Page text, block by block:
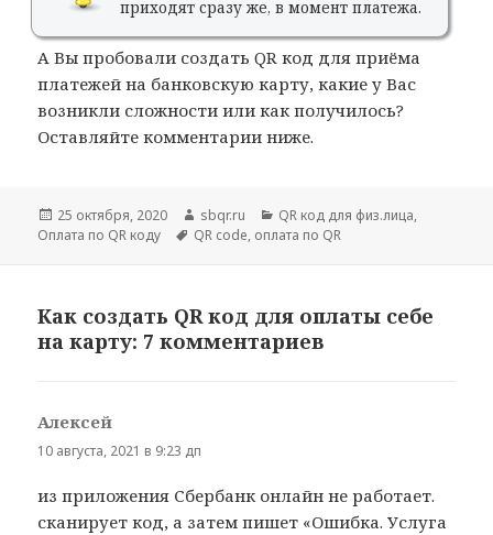
приходят сразу же, в момент платежа.
А Вы пробовали создать QR код для приёма
платежей на банковскую карту, какие у Вас
возникли сложности или как получилось?
Оставляйте комментарии ниже.
Опубликовано
25 октября, 2020 Автор
sbqr.ru Рубрики
QR код для физ.лица,
Оплата по QR коду
Метки
QR code, оплата по QR
Как создать QR код для оплаты себе
на карту: 7 комментариев
Алексей
10 августа, 2021 в 9:23 дп
из приложения Сбербанк онлайн не работает.
сканирует код, а затем пишет «Ошибка. Услуга